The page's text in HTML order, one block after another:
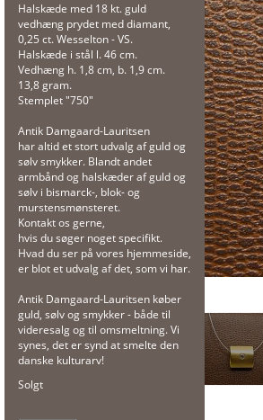
Halskæde med 18 kt. guld
vedhæng prydet med diamant,
0,25 ct. Wesselton - VS.
Halskæde i stål l. 46 cm.
Vedhæng h. 1,8 cm, b. 1,9 cm.
13,8 gram.
Stemplet "750"
Antik Damgaard-Lauritsen
har altid et stort udvalg af guld og
sølv smykker. Blandt andet
armbånd og halskæder af guld og
sølv i bismarck-, blok- og
murstensmønsteret.
Kontakt os gerne,
hvis du søger noget specifikt.
Hvad du ser på vores hjemmeside,
er blot et udvalg af det, som vi har.
Antik Damgaard-Lauritsen køber
guld, sølv og smykker - både til
videresalg og til omsmeltning. Vi
synes, det er synd at smelte den
danske kulturarv!
Solgt